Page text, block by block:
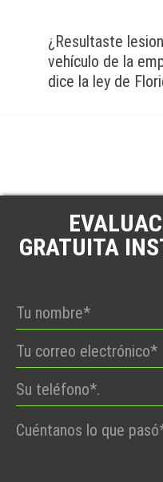
¿Resultaste
vehículo de la
dice la ley de
GRATUITA
Por